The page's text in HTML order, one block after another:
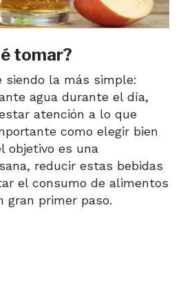
tomar?
siendo la más simple:
agua durante el día,
atención a lo que
como elegir bien
objetivo es una
reducir estas bebidas
el consumo de alimentos
gran primer paso.